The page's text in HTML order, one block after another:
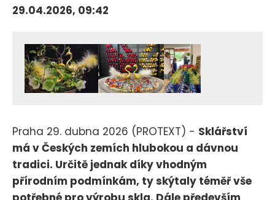
29.04.2026, 09:42
Praha 29. dubna 2026 (PROTEXT) - Sklářství
má v Českých zemích hlubokou a dávnou
tradici. Určitě jednak díky vhodným
přírodním podmínkám, ty skýtaly téměř vše